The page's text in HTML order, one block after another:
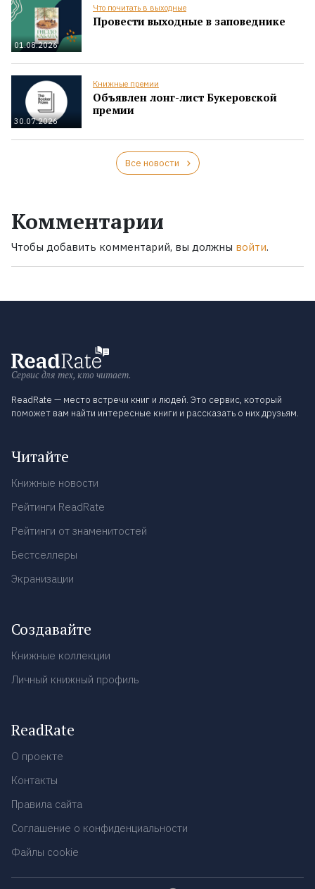
01.08.2026
Что почитать в выходные
Провести выходные в заповеднике
30.07.2026
Книжные премии
Объявлен лонг-лист Букеровской
премии
Все новости
Комментарии
Чтобы добавить комментарий, вы должны войти.
Сервис для тех, кто читает.
ReadRate — место встречи книг и людей. Это сервис, который
поможет вам найти интересные книги и рассказать о них друзьям.
Читайте
Книжные новости
Рейтинги ReadRate
Рейтинги от знаменитостей
Бестселлеры
Экранизации
Создавайте
Книжные коллекции
Личный книжный профиль
ReadRate
О проекте
Контакты
Правила сайта
Соглашение о конфиденциальности
Файлы cookie